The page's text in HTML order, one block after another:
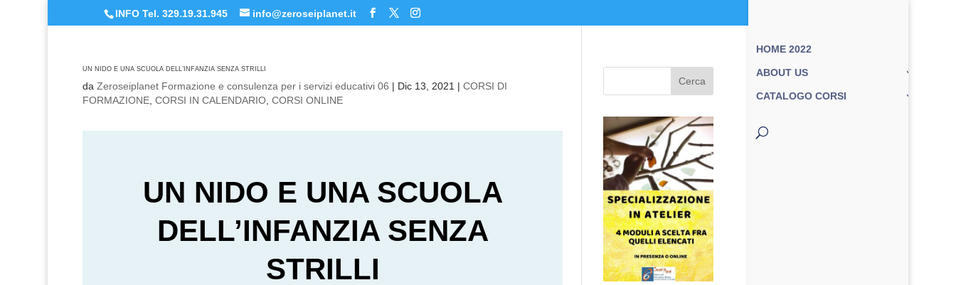
INFO Tel. 329.19.31.945 info@zeroseiplanet.it
HOME 2022
ABOUT US
CATALOGO CORSI
UN NIDO E UNA SCUOLA DELL’INFANZIA SENZA STRILLI
daZeroseiplanet Formazione e consulenza per i servizi educativi 06 | Dic 13, 2021 |CORSI DI
FORMAZIONE ,CORSI IN CALENDARIO ,CORSI ONLINE
UN NIDO E UNA SCUOLA
DELL’INFANZIA SENZA
STRILLI
Cerca